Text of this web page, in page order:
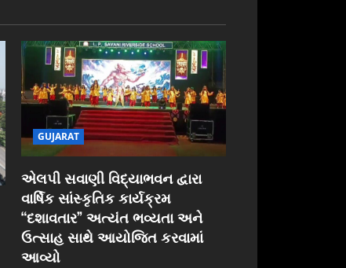
GUJARAT
એલપી સવાણી વિદ્યાભવન દ્વારા
વાર્ષિક સાંસ્કૃતિક કાર્યક્રમ
“દશાવતાર” અત્યંત ભવ્યતા અને
ઉત્સાહ સાથે આયોજિત કરવામાં
આવ્યો